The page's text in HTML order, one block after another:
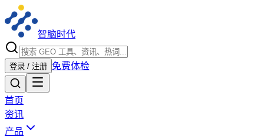
智脑时代
登录 / 注册 免费体检
首页
资讯
产品